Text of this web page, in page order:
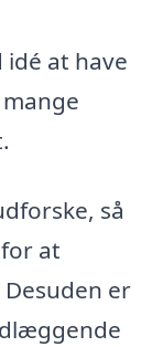
at have
så
at
er